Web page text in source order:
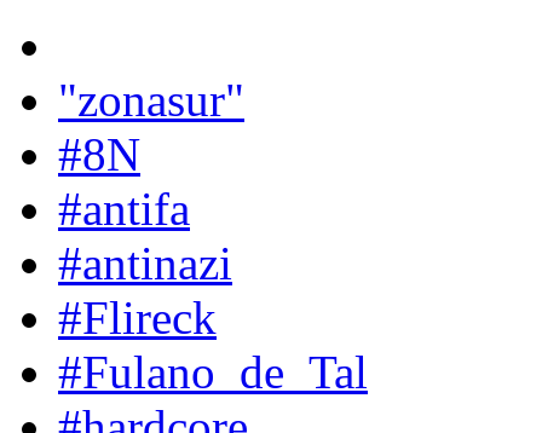
"zonasur"
#8N
#antifa
#antinazi
#Flireck
#Fulano_de_Tal